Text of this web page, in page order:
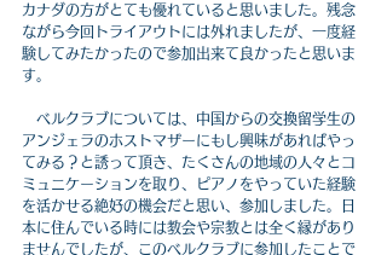
カナダの方がとても優れていると思いました。残念
ながら今回トライアウトには外れましたが、一度経
験してみたかったので参加出来て良かったと思いま
す。
ベルクラブについては、中国からの交換留学生の
アンジェラのホストマザーにもし興味があればやっ
てみる？と誘って頂き、たくさんの地域の人々とコ
ミュニケーションを取り、ピアノをやっていた経験
を活かせる絶好の機会だと思い、参加しました。日
本に住んでいる時には教会や宗教とは全く縁があり
ませんでしたが、このベルクラブに参加したことで